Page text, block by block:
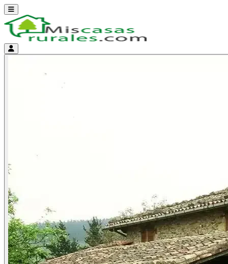
Abrir menú
Menú de cuenta